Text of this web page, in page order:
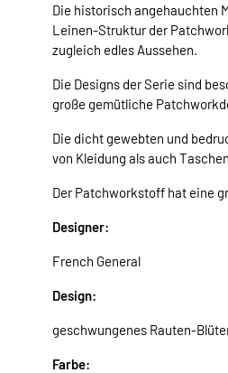
Die historisch angehauchten
Leinen-Struktur der
zugleich edles Aussehen.
Die Designs der Serie sind
große gemütliche
Die dicht gewebten und
von Kleidung als auch
Der Patchworkstoff hat eine
Designer:
French General
Design:
geschwungenes Rauten-
Farbe: